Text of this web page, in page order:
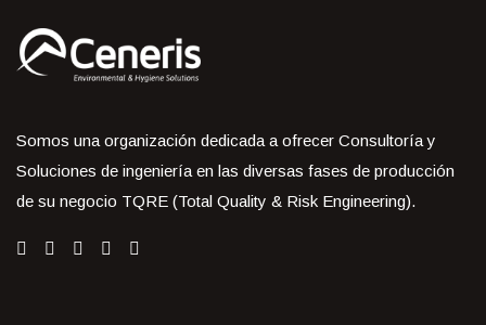
Somos una organización dedicada a ofrecer Consultoría y
Soluciones de ingeniería en las diversas fases de producción
de su negocio TQRE (Total Quality & Risk Engineering).